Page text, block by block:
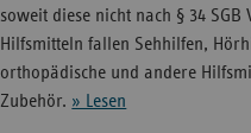
soweit diese nicht nach § 34 SGB
Hilfsmitteln fallen Sehhilfen,
orthopädische und andere
Zubehör. » Lesen